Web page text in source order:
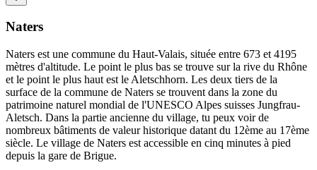
Naters
Naters est une commune du Haut-Valais, située entre 673 et 4195
mètres d'altitude. Le point le plus bas se trouve sur la rive du Rhône
et le point le plus haut est le Aletschhorn. Les deux tiers de la
surface de la commune de Naters se trouvent dans la zone du
patrimoine naturel mondial de l'UNESCO Alpes suisses Jungfrau-
Aletsch. Dans la partie ancienne du village, tu peux voir de
nombreux bâtiments de valeur historique datant du 12ème au 17ème
siècle. Le village de Naters est accessible en cinq minutes à pied
depuis la gare de Brigue.